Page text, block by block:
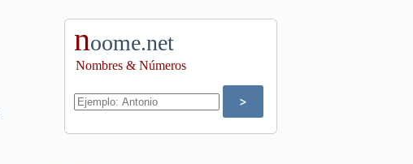
noome.net
Nombres & Números